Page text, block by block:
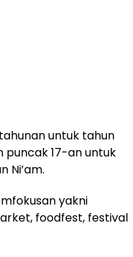
untuk tahun
puncak 17-an untuk
Ni’am.
yakni
foodfest, festival